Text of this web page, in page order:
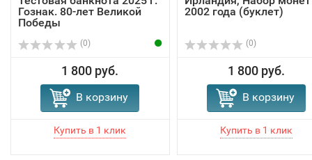
Гознак. 80-лет Великой
Победы
(0)
1 800 руб.
В корзину
2002 года (буклет)
(0)
1 800 руб.
В корзину